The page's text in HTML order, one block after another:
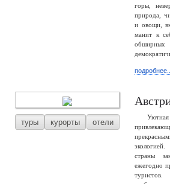
горы,
природа,
и овощи,
манит к
подробнее...
туры курорты отели
страны
ежегодно